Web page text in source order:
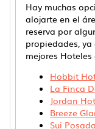
Hay muchas
alojarte en el
reserva por
propiedades,
mejores
Hobbit
La Finca
Jordan
Breeze
Sui